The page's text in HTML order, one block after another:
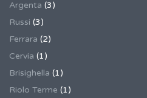
Argenta (3)
Russi (3)
Ferrara (2)
Cervia (1)
Brisighella (1)
Riolo Terme (1)